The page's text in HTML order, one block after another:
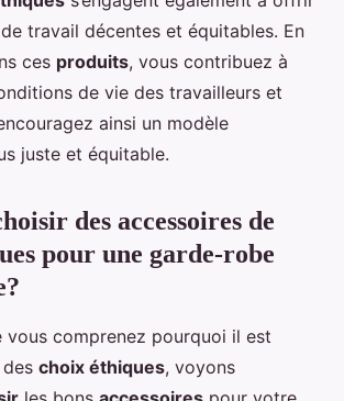
travail décentes et équitables. En
ces produits, vous contribuez à
de vie des travailleurs et
ainsi un modèle
juste et équitable.
des accessoires de
pour une garde-robe
vous comprenez pourquoi il est
choix éthiques, voyons